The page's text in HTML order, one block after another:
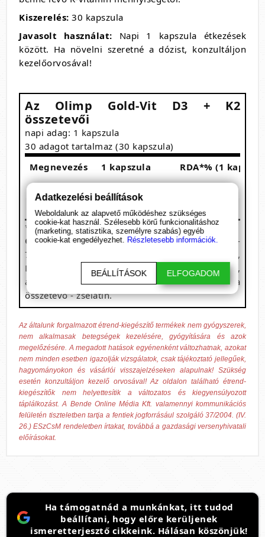
Kiszerelés: 30 kapszula
Javasolt használat: Napi 1 kapszula étkezések
között. Ha növelni szeretné a dózist, konzultáljon
kezelőorvosával!
Az Olimp Gold-Vit D3 + K2
összetevői
napi adag: 1 kapszula
30 adagot tartalmaz (30 kapszula)
Megnevezés
1 kapszula
RDA*% (1
D-vitamin (D3)
K-vitamin (K2)
50 μg
67%
* RDA: a felnőttek számára ajánlott napi bevitel
Összetevők:lenmag olaj, K-vitamin (menakinon-
7 - K2-vitamin, szójából fermentációval nyerve) ,
D-vitamin (kolekalciferol - D3-vitamin),
antioxidáns - tokoferolok keverék; kapszula
összetevő - zselatin.
Az általunk forgalmazott étrend-kiegészítő termékek nem gyógyszerek,
nem alkalmasak betegségek kezelésére, gyógyítására és azok
megelőzésére. A megadott hatások egyénenként változhatnak, azokat
nem minden esetben igazolják vizsgálatok, csak tájékoztató jellegűek,
hagyományokon és vásárlói visszajelzéseken alapulnak! Szükség
esetén konzultáljon kezelő orvosával! Az oldalon található étrend-
kiegészítők nem helyettesítik a változatos és kiegyensúlyozott
táplálkozást. A Bende Online Média Kft. valamennyi kommunikációs
felületén tiszteletben tartja a fentiek jogforrásául szolgáló 37/2004. (IV.
26.) ESzCsM rendeletben írtakat, továbbá a gazdasági versenyhivatali
előírásokat.
Ha támogatnád a munkánkat, itt tudod
beállítani, hogy előre kerüljenek
ismeretterjesztő cikkeink. Hálásan köszönjük!
Adatkezelési beállítások
Weboldalunk az alapvető működéshez szükséges
cookie-kat használ. Szélesebb körű funkcionalitáshoz
(marketing, statisztika, személyre szabás) egyéb
cookie-kat engedélyezhet. Részletesebb információk.
BEÁLLÍTÁSOK ELFOGADOM